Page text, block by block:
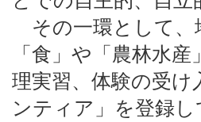
その一環として、
「食」や「農林水
理実習、体験の受
ンティア」を登録し